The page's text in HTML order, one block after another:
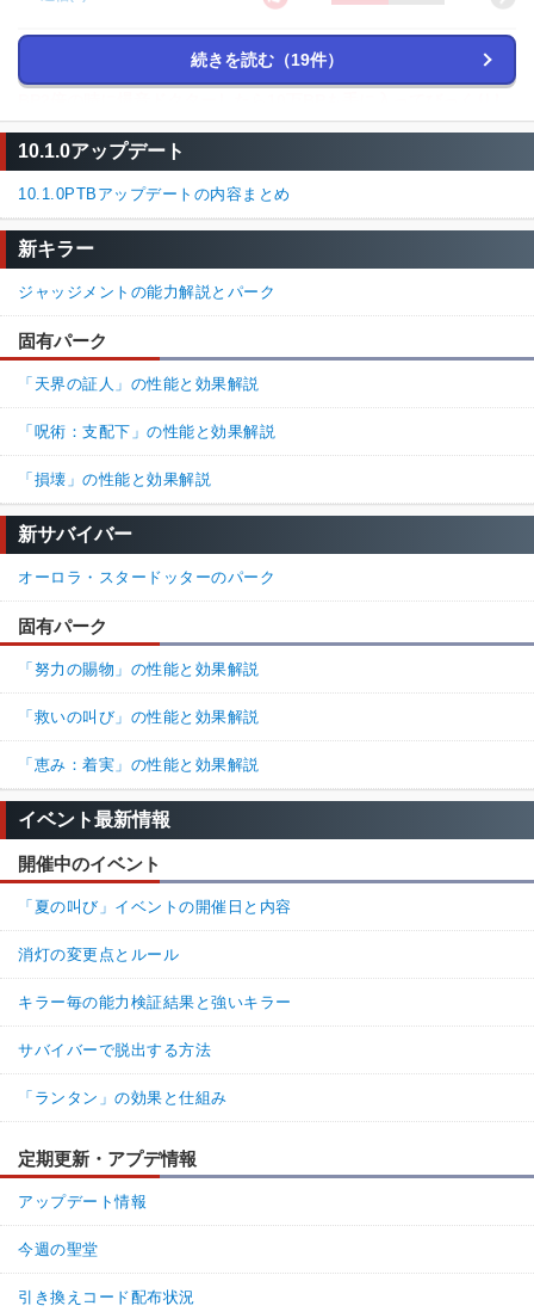
通報
ました。
サバイバーが相当叫ぶから全逃げになってもそれはそれで面白い
です。
100% 0%
14. 名無しさん
返信(2) 10% 90%
>>14
自分は普通に使ってるけどな。
てか苦悶の根源ないと放電爆破当たりにくいし。
返信
16. 名無しさん 通報
>>14
なんだその微妙なマウントコメントは？時々見るよ。ギデ
よ。真面目にやって
100% 0%
13. 名無しさん
使ってるだけで煽ってくる鯖が多すぎる。
12. 名無しさん
下位だと生存者がスキルチェック下手だったりキラー側が索敵下
手だったりなので初心者にはかなりおススメの構成。上位になる
と妨害・チェイス性能にパークを振って索敵は自分でした方がい
返信(0)
名無しさん
6周年イベント中でみんなでフラン炊いて20万BP以上取れてウマ
続きを読む（19件）
10.1.0アップデート
10.1.0PTBアップデートの内容まとめ
新キラー
ジャッジメントの能力解説とパーク
固有パーク
「天界の証人」の性能と効果解説
「呪術：支配下」の性能と効果解説
「損壊」の性能と効果解説
新サバイバー
オーロラ・スタードッターのパーク
固有パーク
「努力の賜物」の性能と効果解説
「救いの叫び」の性能と効果解説
「恵み：着実」の性能と効果解説
イベント最新情報
開催中のイベント
「夏の叫び」イベントの開催日と内容
消灯の変更点とルール
キラー毎の能力検証結果と強いキラー
サバイバーで脱出する方法
「ランタン」の効果と仕組み
定期更新・アプデ情報
アップデート情報
今週の聖堂
引き換えコード配布状況